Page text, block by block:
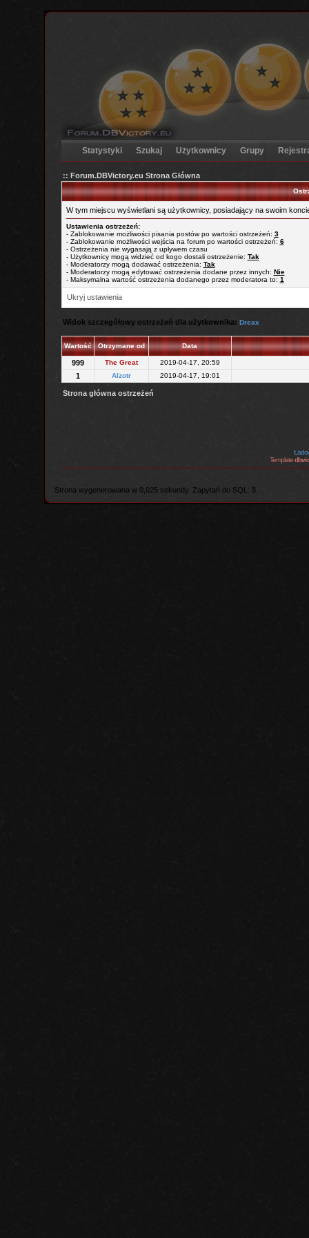
Statystyki Szukaj Użytkownicy Grupy
:: Forum.DBVictory.eu Strona Główna
W tym miejscu wyświetlani są użytkownicy, posiadający na swoim
Ustawienia ostrzeżeń:
- Zablokowanie możliwości pisania postów po wartości ostrzeżeń: 3
- Zablokowanie możliwości wejścia na forum po wartości ostrzeżeń: 6
- Ostrzeżenia nie wygasają z upływem czasu
- Użytkownicy mogą widzieć od kogo dostali ostrzeżenie: Tak
- Moderatorzy mogą dodawać ostrzeżenia: Tak
- Moderatorzy mogą edytować ostrzeżenia dodane przez innych: Nie
- Maksymalna wartość ostrzeżenia dodanego przez moderatora to: 1
Ukryj ustawienia
Widok szczegółowy ostrzeżeń dla użytkownika: Dreax
Wartość Otrzymane od Data
999 The Great 2019-04-17, 20:59
1 Alzotr 2019-04-17, 19:01
Strona główna ostrzeżeń
Template
Strona wygenerowana w 0,025 sekundy. Zapytań do SQL: 8